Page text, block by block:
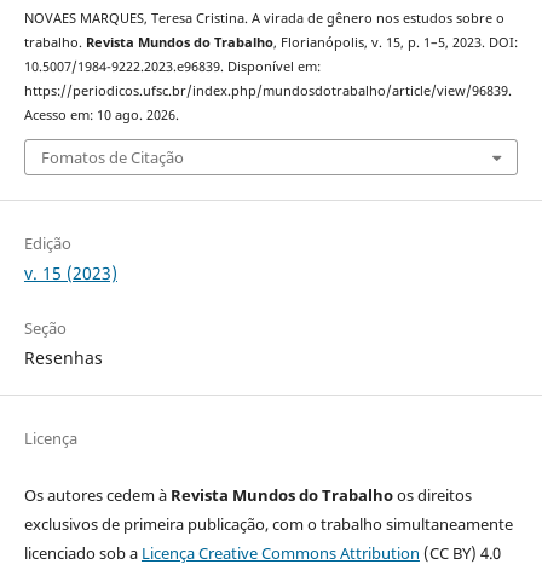
NOVAES MARQUES, Teresa Cristina. A virada de gênero nos estudos sobre o
trabalho. Revista Mundos do Trabalho, Florianópolis, v. 15, p. 1–5, 2023. DOI:
10.5007/1984-9222.2023.e96839. Disponível em:
https://periodicos.ufsc.br/index.php/mundosdotrabalho/article/view/96839.
Acesso em: 10 ago. 2026.
Fomatos de Citação
Edição
v. 15 (2023)
Seção
Resenhas
Licença
Os autores cedem à Revista Mundos do Trabalhoos direitos
exclusivos de primeira publicação, com o trabalho simultaneamente
licenciado sob a Licença Creative Commons Attribution (CC BY) 4.0